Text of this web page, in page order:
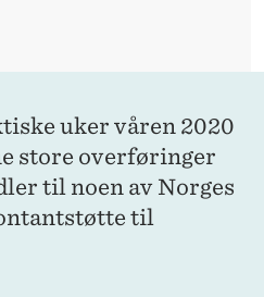
uker våren 2020
store overføringer
til noen av Norges
til